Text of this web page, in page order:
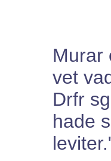
Murar
vet
Drfr
hade